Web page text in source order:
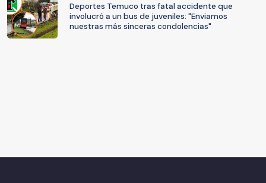
Deportes Temuco tras fatal accidente que
involucró a un bus de juveniles: "Enviamos
nuestras más sinceras condolencias"